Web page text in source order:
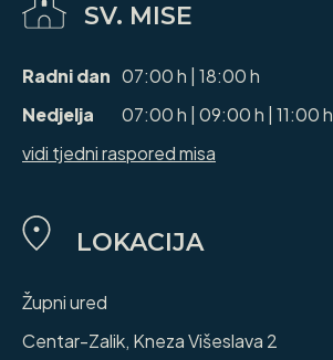
SV. MISE
Radni dan 07:00 h | 18:00 h
Nedjelja
07:00 h | 09:00 h | 11:00 h
vidi tjedni raspored misa
LOKACIJA
Župni ured
Centar-Zalik, Kneza Višeslava 2